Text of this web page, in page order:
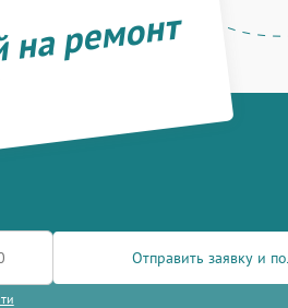
ремонт
Отправить заявку и